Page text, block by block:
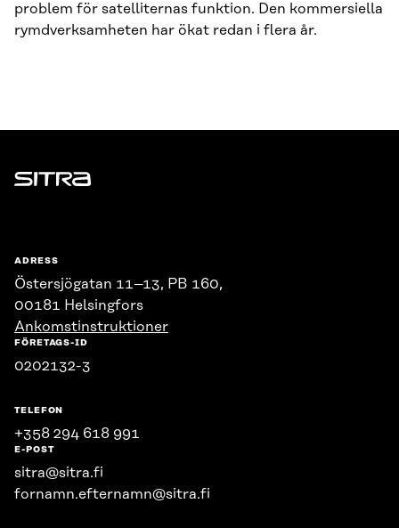
problem för satelliternas funktion. Den kommersiella
rymdverksamheten har ökat redan i flera år.
Sitra
ADRESS
Östersjögatan 11–13, PB 160,
00181 Helsingfors
Ankomstinstruktioner
FÖRETAGS-ID
0202132-3
TELEFON
+358 294 618 991
E-POST
sitra@sitra.fi
fornamn.efternamn@sitra.fi